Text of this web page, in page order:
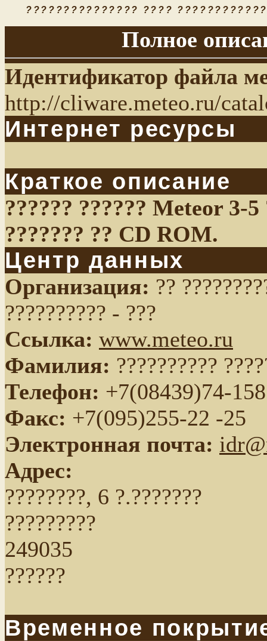
??????????????? ????
Полное
Идентификатор файла
http://cliware.meteo.ru/
Интернет ресурсы
Краткое описание
?????? ?????? Meteor 3-
??????? ?? CD ROM.
Центр данных
Организация: ??
?????????? - ???
Ссылка: www.meteo.ru
Фамилия: ??????????
Телефон: +7(08439)74-158
Факс: +7(095)255-22 -25
Электронная почта:
Адрес:
????????, 6 ?.???????
?????????
249035
??????
Временное